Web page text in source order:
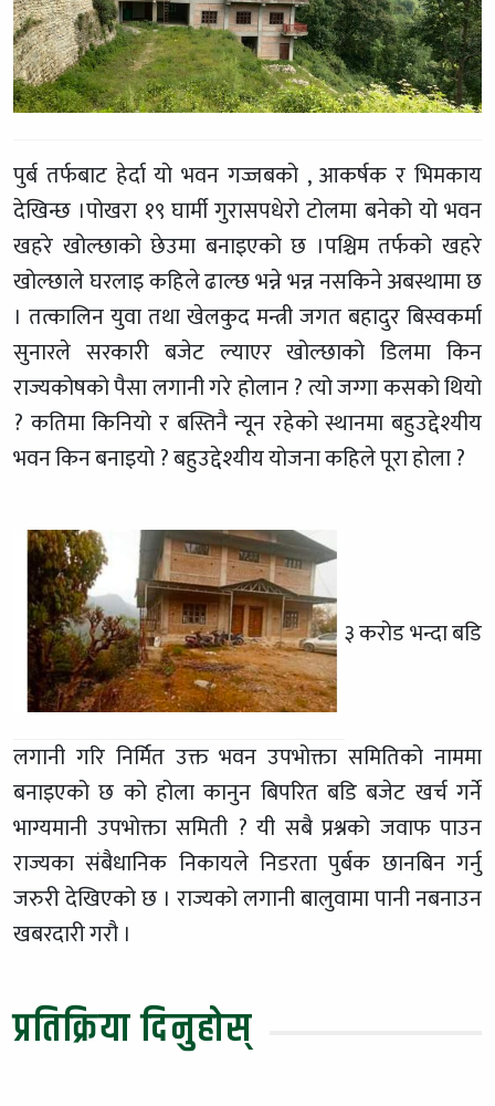
पुर्ब तर्फबाट हेर्दा यो भवन गज्जबको , आकर्षक र भिमकाय
देखिन्छ ।पोखरा १९ घार्मी गुरासपधेरो टोलमा बनेको यो भवन
खहरे खोल्छाको छेउमा बनाइएको छ ।पश्चिम तर्फको खहरे
खोल्छाले घरलाइ कहिले ढाल्छ भन्ने भन्न नसकिने अबस्थामा छ
। तत्कालिन युवा तथा खेलकुद मन्त्री जगत बहादुर बिस्वकर्मा
सुनारले सरकारी बजेट ल्याएर खोल्छाको डिलमा किन
राज्यकोषको पैसा लगानी गरे होलान ? त्यो जग्गा कसको थियो
? कतिमा किनियो र बस्तिनै न्यून रहेको स्थानमा बहुउद्देश्यीय
भवन किन बनाइयो ? बहुउद्देश्यीय योजना कहिले पूरा होला ?
३ करोड भन्दा बडि
लगानी गरि निर्मित उक्त भवन उपभोक्ता समितिको नाममा
बनाइएको छ को होला कानुन बिपरित बडि बजेट खर्च गर्ने
भाग्यमानी उपभोक्ता समिती ? यी सबै प्रश्नको जवाफ पाउन
राज्यका संबैधानिक निकायले निडरता पुर्बक छानबिन गर्नु
जरुरी देखिएको छ । राज्यको लगानी बालुवामा पानी नबनाउन
खबरदारी गरौ ।
प्रतिक्रिया दिनुहोस्